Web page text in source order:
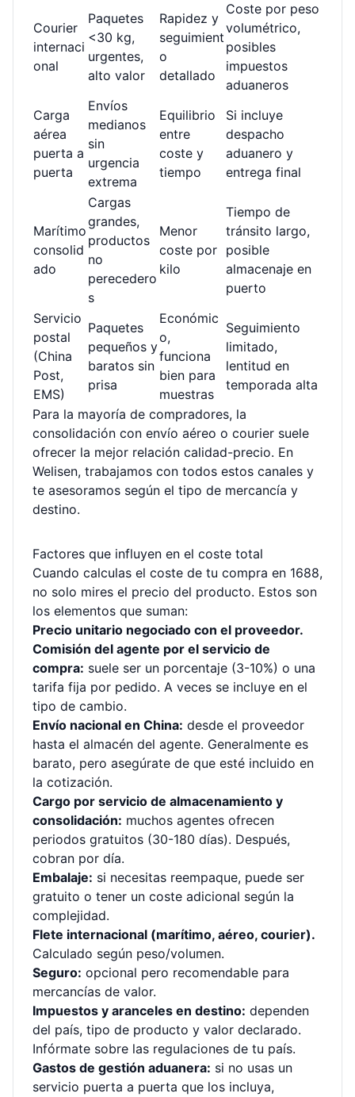
Courier
internaci
onal
Paquetes
<30 kg,
urgentes,
alto valor
Rapidez y
seguimient
o
detallado
Coste por peso
volumétrico,
posibles
impuestos
aduaneros
Carga
aérea
puerta a
puerta
Envíos
medianos
sin
urgencia
extrema
Equilibrio
entre
coste y
tiempo
Si incluye
despacho
aduanero y
entrega final
Marítimo
consolid
ado
Cargas
grandes,
productos
no
perecedero
s
Menor
coste por
kilo
Tiempo de
tránsito largo,
posible
almacenaje en
puerto
Servicio
postal
(China
Post,
EMS)
Paquetes
pequeños y
baratos sin
prisa
Económic
o,
funciona
bien para
muestras
Seguimiento
limitado,
lentitud en
temporada alta
Para la mayoría de compradores, la
consolidación con envío aéreo o courier suele
ofrecer la mejor relación calidad-precio. En
Welisen, trabajamos con todos estos canales y
te asesoramos según el tipo de mercancía y
destino.
Factores que influyen en el coste total
Cuando calculas el coste de tu compra en 1688,
no solo mires el precio del producto. Estos son
los elementos que suman:
Precio unitario negociado con el proveedor.
Comisión del agente por el servicio de
compra: suele ser un porcentaje (3-10%) o una
tarifa fija por pedido. A veces se incluye en el
tipo de cambio.
Envío nacional en China: desde el proveedor
hasta el almacén del agente. Generalmente es
barato, pero asegúrate de que esté incluido en
la cotización.
Cargo por servicio de almacenamiento y
consolidación: muchos agentes ofrecen
periodos gratuitos (30-180 días). Después,
cobran por día.
Embalaje: si necesitas reempaque, puede ser
gratuito o tener un coste adicional según la
complejidad.
Flete internacional (marítimo, aéreo, courier).
Calculado según peso/volumen.
Seguro: opcional pero recomendable para
mercancías de valor.
Impuestos y aranceles en destino: dependen
del país, tipo de producto y valor declarado.
Infórmate sobre las regulaciones de tu país.
Gastos de gestión aduanera: si no usas un
servicio puerta a puerta que los incluya,